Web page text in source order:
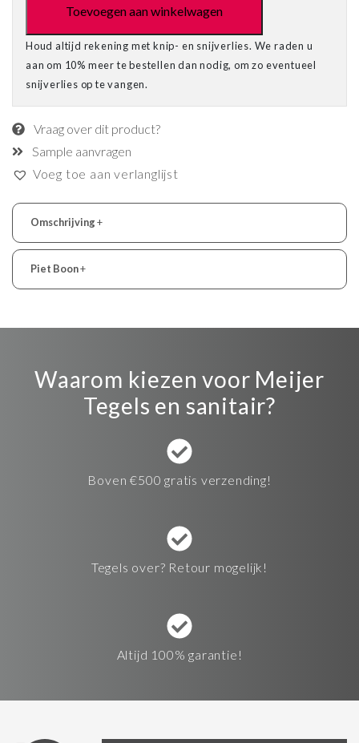
Toevoegen aan winkelwagen
Houd altijd rekening met knip- en snijverlies. We raden u
aan om 10% meer te bestellen dan nodig, om zo eventueel
snijverlies op te vangen.
Vraag over dit product?
Sample aanvragen
Voeg toe aan verlanglijst
Omschrijving+
Piet Boon+
Waarom kiezen voor Meijer
Tegels en sanitair?
Boven €500 gratis verzending!
Tegels over? Retour mogelijk!
Altijd 100% garantie!